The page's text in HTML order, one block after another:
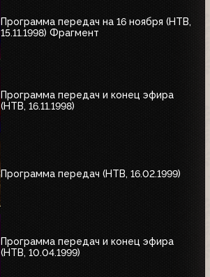
Программа передач на 16 ноября (НТВ,
15.11.1998) Фрагмент
Программа передач и конец эфира
(НТВ, 16.11.1998)
Программа передач (НТВ, 16.02.1999)
Программа передач и конец эфира
(НТВ, 10.04.1999)